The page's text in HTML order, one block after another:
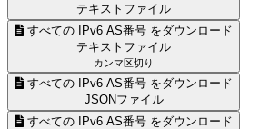
テキストファイル
すべての IPv6 AS番号 をダウンロード
テキストファイル
カンマ区切り
すべての IPv6 AS番号 をダウンロード
JSONファイル
すべての IPv6 AS番号 をダウンロード